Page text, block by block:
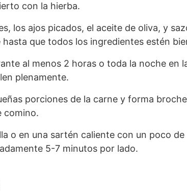
con la hierba.
los ajos picados, el aceite de oliva, y
hasta que todos los ingredientes estén
al menos 2 horas o toda la noche en
plenamente.
porciones de la carne y forma
comino.
o en una sartén caliente con un poco
5-7 minutos por lado.